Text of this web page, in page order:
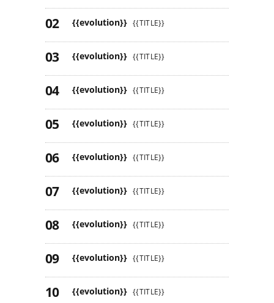
{{evolution}} {{TITLE}}
{{evolution}} {{TITLE}}
{{evolution}} {{TITLE}}
{{evolution}} {{TITLE}}
{{evolution}} {{TITLE}}
{{evolution}} {{TITLE}}
{{evolution}} {{TITLE}}
{{evolution}} {{TITLE}}
{{evolution}} {{TITLE}}